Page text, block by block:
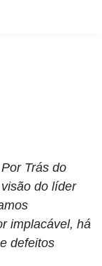
Trás do
do líder
implacável, há
defeitos